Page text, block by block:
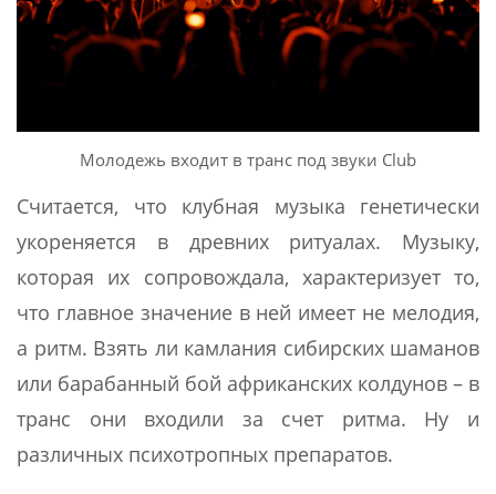
Молодежь входит в транс под звуки Club
Считается, что клубная музыка генетически
укореняется в древних ритуалах. Музыку,
которая их сопровождала, характеризует то,
что главное значение в ней имеет не мелодия,
а ритм. Взять ли камлания сибирских шаманов
или барабанный бой африканских колдунов – в
транс они входили за счет ритма. Ну и
различных психотропных препаратов.